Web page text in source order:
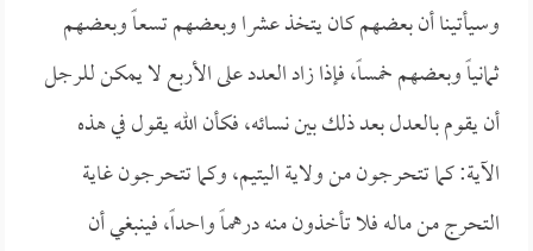
وسيأتينا أن بعضهم كان يتخذ عشرا وبعضهم تسعاً وبعضهم
ثمانياً وبعضهم خمساً، فإذا زاد العدد على الأربع لا يمكن للرجل
أن يقوم بالعدل بعد ذلك بين نسائه، فكأن الله يقول في هذه
الآية: كما تتحرجون من ولاية اليتيم، وكما تتحرجون غاية
التحرج من ماله فلا تأخذون منه درهماً واحداً، فينبغي أن